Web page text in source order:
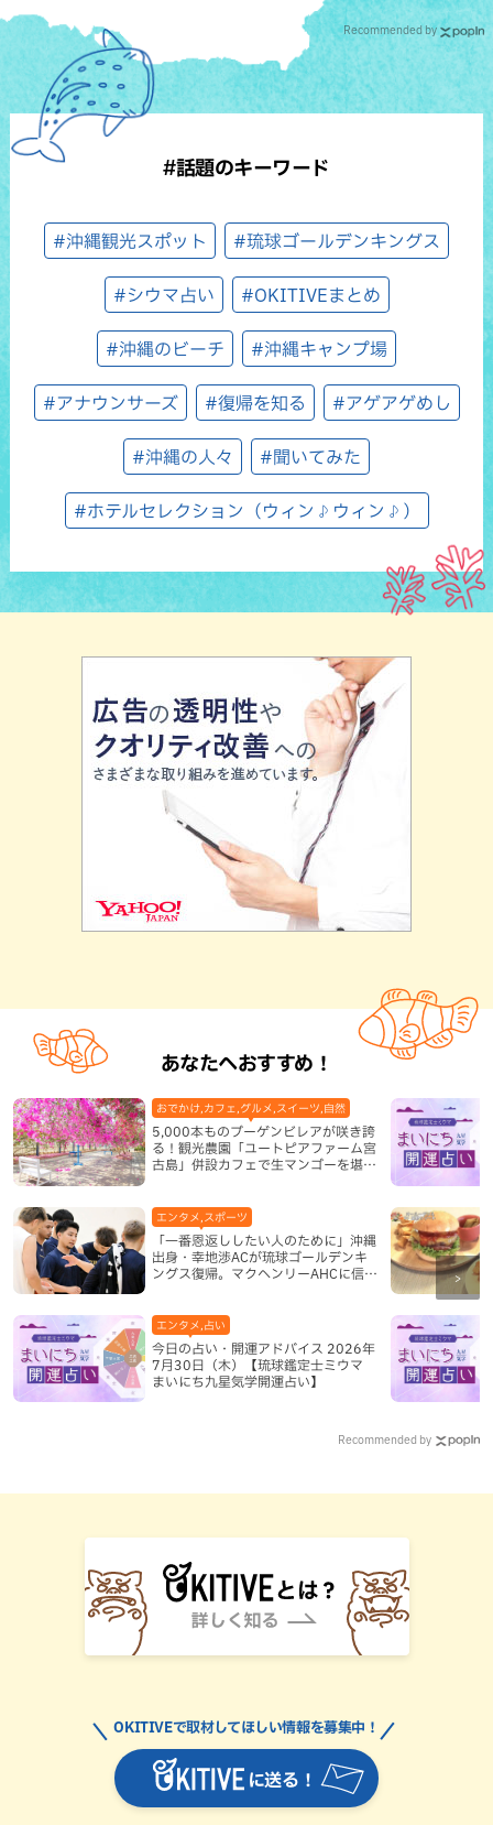
Recommended by
#話題のキーワード
#沖縄観光スポット #琉球ゴールデンキングス
#シウマ占い #OKITIVEまとめ
#沖縄のビーチ #沖縄キャンプ場
#アナウンサーズ #復帰を知る #アゲアゲめし
#沖縄の人々 #聞いてみた
#ホテルセレクション（ウィン♪ウィン♪）
あなたへおすすめ！
5,000本ものブーゲンビレアが咲き誇
る！観光農園「ユートピアファーム宮
古島」併設カフェで生マンゴーを堪能
おでかけ,カフェ,グルメ,スイーツ,自然
「一番恩返ししたい人のために」沖縄
出身・幸地渉ACが琉球ゴールデンキ
ングス復帰。マクヘンリーAHCに信頼
エンタメ,スポーツ
今日の占い・開運アドバイス 2026年
7月30日（木）【琉球鑑定士ミウマ
まいにち九星気学開運占い】
エンタメ,占い
Recommended by
に送る！
OKITIVEで取材してほしい情報を募集中！